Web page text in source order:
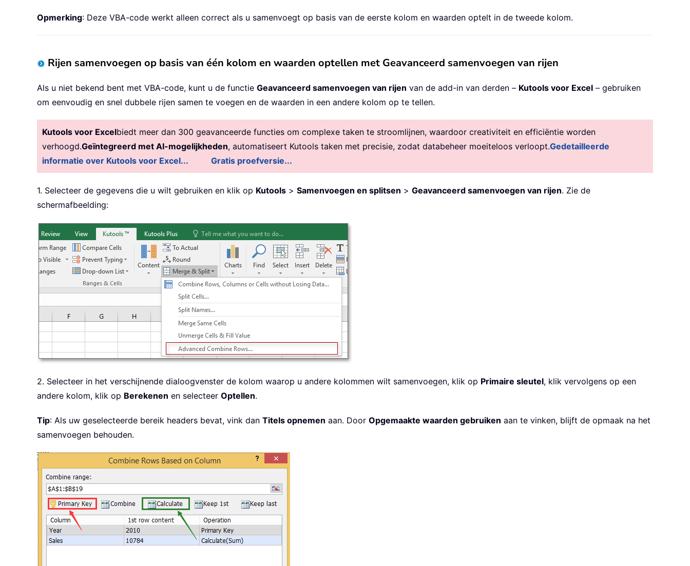
Opmerking: Deze VBA-code werkt alleen correct als u samenvoegt op basis van de eerste kolom en waarden optelt in de tweede kolom.
Rijen samenvoegen op basis van één kolom en waarden optellen met Geavanceerd samenvoegen van rijen
Als u niet bekend bent met VBA-code, kunt u de functie Geavanceerd samenvoegen van rijen van de add-in van derden – Kutools voor Excel – gebruiken
om eenvoudig en snel dubbele rijen samen te voegen en de waarden in een andere kolom op te tellen.
Kutools voor Excelbiedt meer dan 300 geavanceerde functies om complexe taken te stroomlijnen, waardoor creativiteit en efficiëntie worden
verhoogd.Geïntegreerd met AI-mogelijkheden, automatiseert Kutools taken met precisie, zodat databeheer moeiteloos verloopt.Gedetailleerde
informatie over Kutools voor Excel...
Gratis proefversie...
1. Selecteer de gegevens die u wilt gebruiken en klik op Kutools > Samenvoegen en splitsen > Geavanceerd samenvoegen van rijen. Zie de
schermafbeelding:
2. Selecteer in het verschijnende dialoogvenster de kolom waarop u andere kolommen wilt samenvoegen, klik op Primaire sleutel, klik vervolgens op een
andere kolom, klik op Berekenen en selecteer Optellen.
Tip: Als uw geselecteerde bereik headers bevat, vink dan Titels opnemen aan. Door Opgemaakte waarden gebruiken aan te vinken, blijft de opmaak na het
samenvoegen behouden.